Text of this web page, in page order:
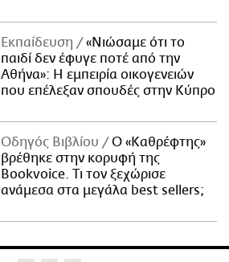
Εκπαίδευση
«Νιώσαμε ότι το
παιδί δεν έφυγε ποτέ από την
Αθήνα»: Η εμπειρία οικογενειών
που επέλεξαν σπουδές στην Κύπρο
Οδηγός Βιβλίου
Ο «Καθρέφτης»
βρέθηκε στην κορυφή της
Bookvoice. Τι τον ξεχώρισε
ανάμεσα στα μεγάλα best sellers;